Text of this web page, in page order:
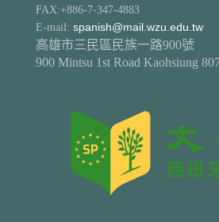
FAX:+886-7-347-4883
E-mail: spanish@mail.wzu.edu.tw
高雄市三民區民族一路900號
900 Mintsu 1st Road Kaohsiung